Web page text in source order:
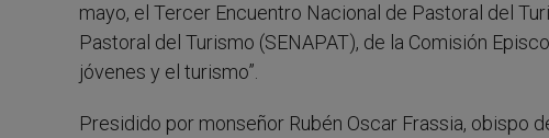
mayo, el Tercer Encuentro Nacional de Pastoral del
Pastoral del Turismo (SENAPAT), de la Comisión
jóvenes y el turismo”.
Presidido por monseñor Rubén Oscar Frassia, obispo